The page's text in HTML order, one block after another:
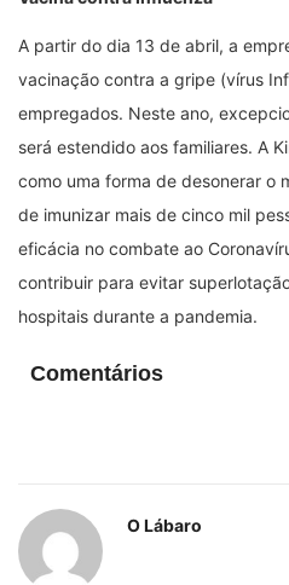
A partir do dia 13 de abril, a
vacinação contra a gripe (vírus
empregados. Neste ano,
será estendido aos familiares. A
como uma forma de desonerar o
de imunizar mais de cinco mil
eficácia no combate ao
contribuir para evitar
hospitais durante a pandemia.
Comentários
O Lábaro